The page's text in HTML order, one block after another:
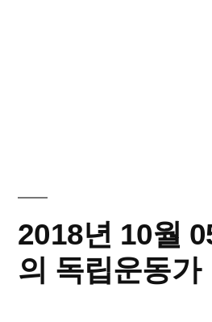
2018년 10월
의 독립운동가